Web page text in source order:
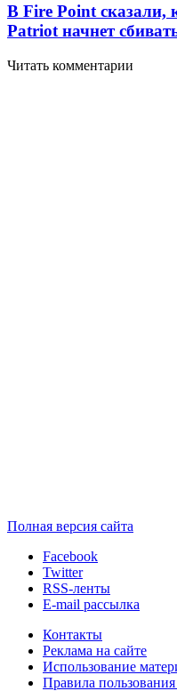
В Fire Point сказали,
Patriot начнет
Читать комментарии
Полная версия сайта
Facebook
Twitter
RSS-ленты
E-mail рассылка
Контакты
Реклама на сайте
Использование
Правила